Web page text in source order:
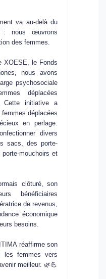
va au-delà du
: nous œuvrons
des femmes.
XOESE, le Fonds
, nous avons
psychosociale
déplacées
Cette initiative a
déplacées
en perlage.
divers
sacs, des porte-
mouchoirs et
clôturé, son
bénéficiaires
de revenus,
économique
besoins.
réaffirme son
les femmes vers
meilleur. 🌿💪